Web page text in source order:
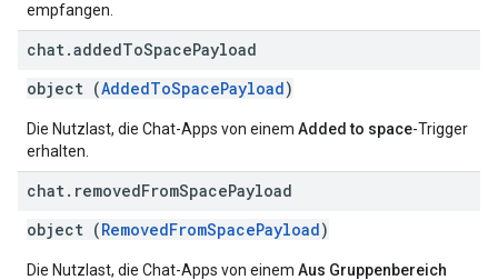
empfangen.
chat.addedToSpacePayload
object (AddedToSpacePayload)
Die Nutzlast, die Chat-Apps von einem Added to space-Trigger
erhalten.
chat. removedFromSpacePayload
object (RemovedFromSpacePayload)
Die Nutzlast, die Chat-Apps von einem Aus Gruppenbereich